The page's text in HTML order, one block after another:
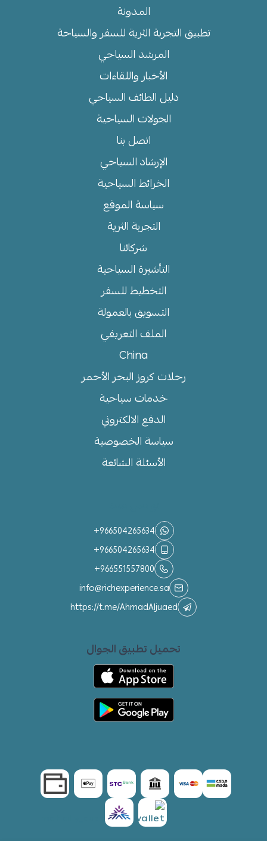
المدونة
تطبيق التجربة الثرية للسفر والسياحة
المرشد السياحي
الأخبار واللقاءات
دليل الطائف السياحي
الجولات السياحية
اتصل بنا
الإرشاد السياحي
الخرائط السياحية
سياسة الموقع
التجربة الثرية
شركائنا
التأشيرة السياحية
التخطيط للسفر
التسويق بالعمولة
الملف التعريفي
China
رحلات كروز البحر الأحمر
خدمات سياحية
الدفع الالكتروني
سياسة الخصوصية
الأسئلة الشائعة
+966504265634
+966504265634
+966551557800
info@richexperience.sa
https://t.me/AhmadAljuaed
تحميل تطبيق الجوال